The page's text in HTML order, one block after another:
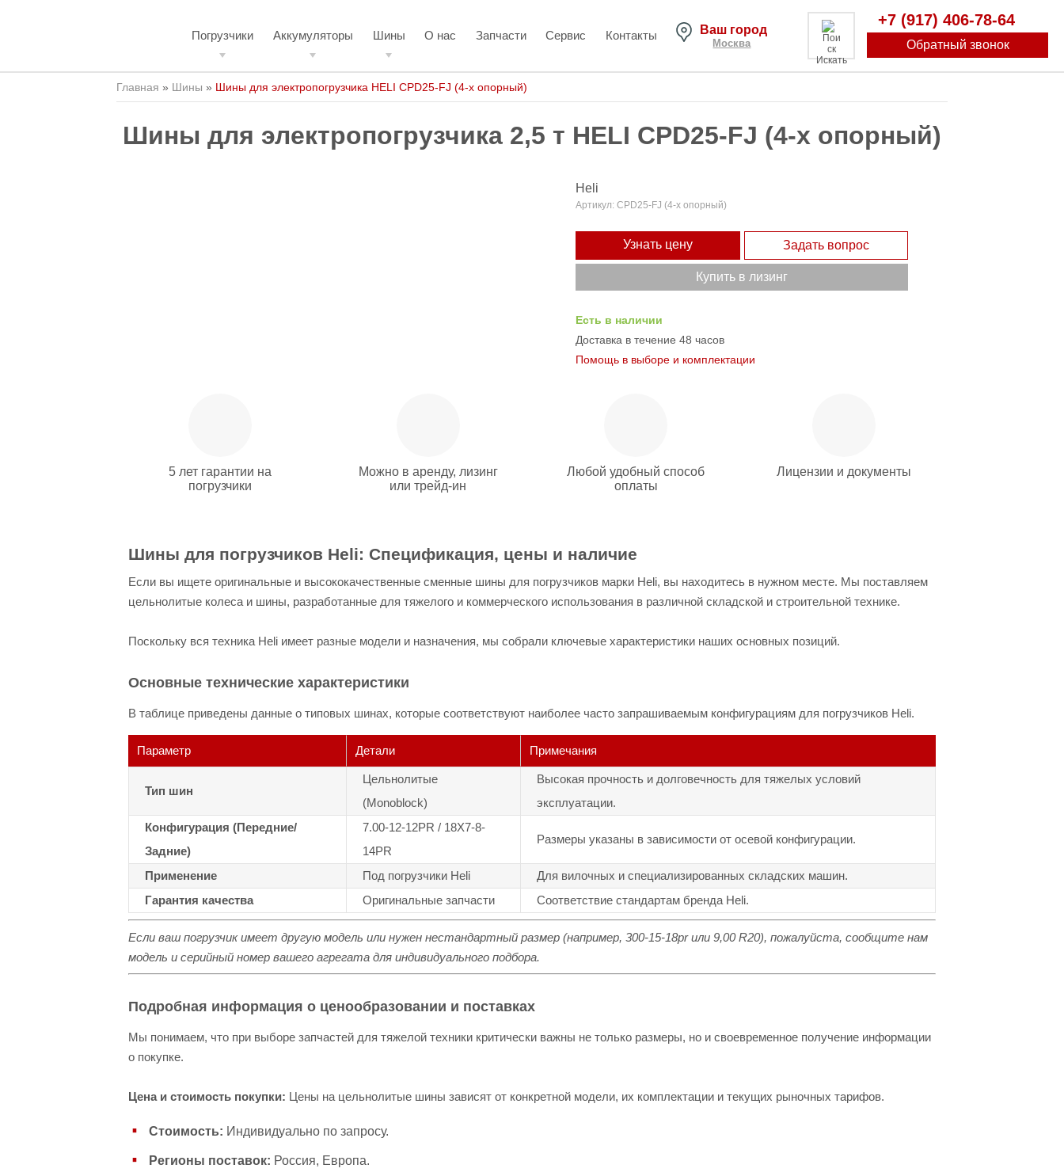
Погрузчики Аккумуляторы Шины О нас Запчасти Сервис Контакты Ваш город
Москва
Искать
+7 (917) 406-78-64
Обратный звонок
Главная » Шины » Шины для электропогрузчика HELI CPD25-FJ (4-х опорный)
Шины для электропогрузчика 2,5 т HELI CPD25-FJ (4-х опорный)
Heli
Артикул: CPD25-FJ (4-х опорный)
Узнать цену Задать вопрос
Купить в лизинг
Есть в наличии
Доставка в течение 48 часов
Помощь в выборе и комплектации
5 лет гарантии на
погрузчики
Можно в аренду, лизинг
или трейд-ин
Любой удобный способ
оплаты
Лицензии и документы
Шины для погрузчиков Heli: Спецификация, цены и наличие
Если вы ищете оригинальные и высококачественные сменные шины для погрузчиков марки Heli, вы находитесь в нужном месте. Мы поставляем
цельнолитые колеса и шины, разработанные для тяжелого и коммерческого использования в различной складской и строительной технике.
Поскольку вся техника Heli имеет разные модели и назначения, мы собрали ключевые характеристики наших основных позиций.
Основные технические характеристики
В таблице приведены данные о типовых шинах, которые соответствуют наиболее часто запрашиваемым конфигурациям для погрузчиков Heli.
Параметр Детали Примечания
Тип шин
Цельнолитые
(Monoblock)
Высокая прочность и долговечность для тяжелых условий
эксплуатации.
Конфигурация (Передние/
Задние)
7.00-12-12PR / 18X7-8-
14PR
Размеры указаны в зависимости от осевой конфигурации.
Применение Под погрузчики Heli
Для вилочных и специализированных складских машин.
Гарантия качества
Оригинальные запчасти Соответствие стандартам бренда Heli.
Если ваш погрузчик имеет другую модель или нужен нестандартный размер (например, 300-15-18pr или 9,00 R20), пожалуйста, сообщите нам
модель и серийный номер вашего агрегата для индивидуального подбора.
Подробная информация о ценообразовании и поставках
Мы понимаем, что при выборе запчастей для тяжелой техники критически важны не только размеры, но и своевременное получение информации
о покупке.
Цена и стоимость покупки: Цены на цельнолитые шины зависят от конкретной модели, их комплектации и текущих рыночных тарифов.
Стоимость: Индивидуально по запросу.
Регионы поставок: Россия, Европа.